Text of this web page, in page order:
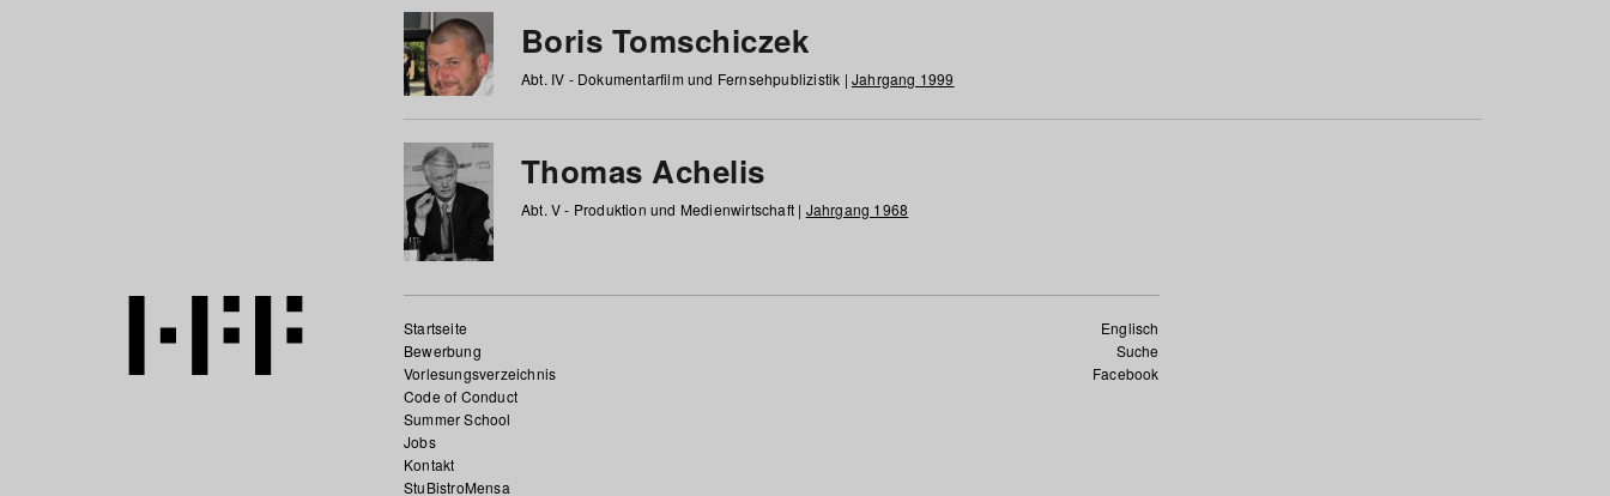
Boris Tomschiczek
Abt. IV - Dokumentarfilm und Fernsehpublizistik | Jahrgang 1999
Thomas Achelis
Abt. V - Produktion und Medienwirtschaft | Jahrgang 1968
Englisch
Suche
Facebook
Startseite
Bewerbung
Vorlesungsverzeichnis
Code of Conduct
Summer School
Jobs
Kontakt
StuBistroMensa